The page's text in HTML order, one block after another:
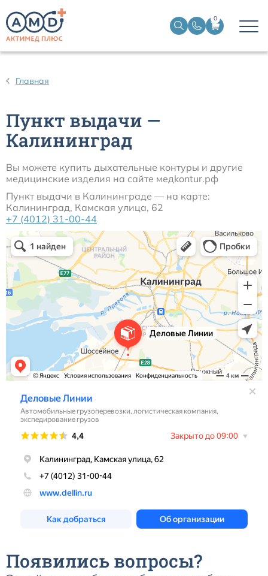
0
Главная
Пункт выдачи —
Калининград
Вы можете купить дыхательные контуры и другие
медицинские изделия на сайте медkontur.рф
Пункт выдачи в Калининграде — на карте:
Калининград, Камская улица, 62
+7 (4012) 31-00-44
Появились вопросы?
Трахеостомические трубки
Наборы для чрескожной трахеостомии
Эндобронхиальные трубки
Эндотрахеальные трубки
Ларингеальные маски
Кислородные маски
Кислородные маски и канюли
Камеры увлажнителя
Центральный венозный катетер
Аксессуары к аппаратам ИВЛ и НДА
Закрытая аспирационная система
Мешок АМБУ
Маски анестезиологические многоразовые и